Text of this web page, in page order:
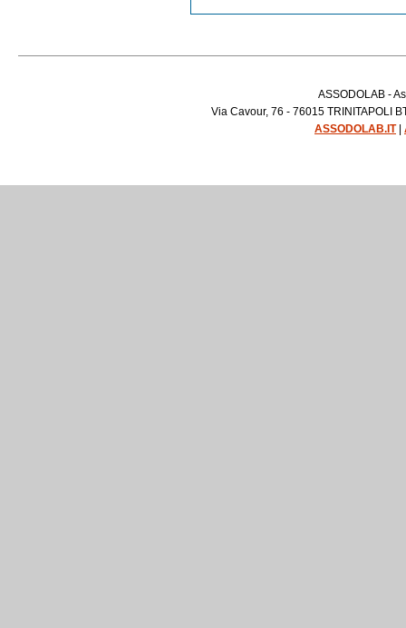
ASSODOLAB -
Via Cavour, 76 - 76015 TRINITAPOLI
ASSODOLAB.IT|